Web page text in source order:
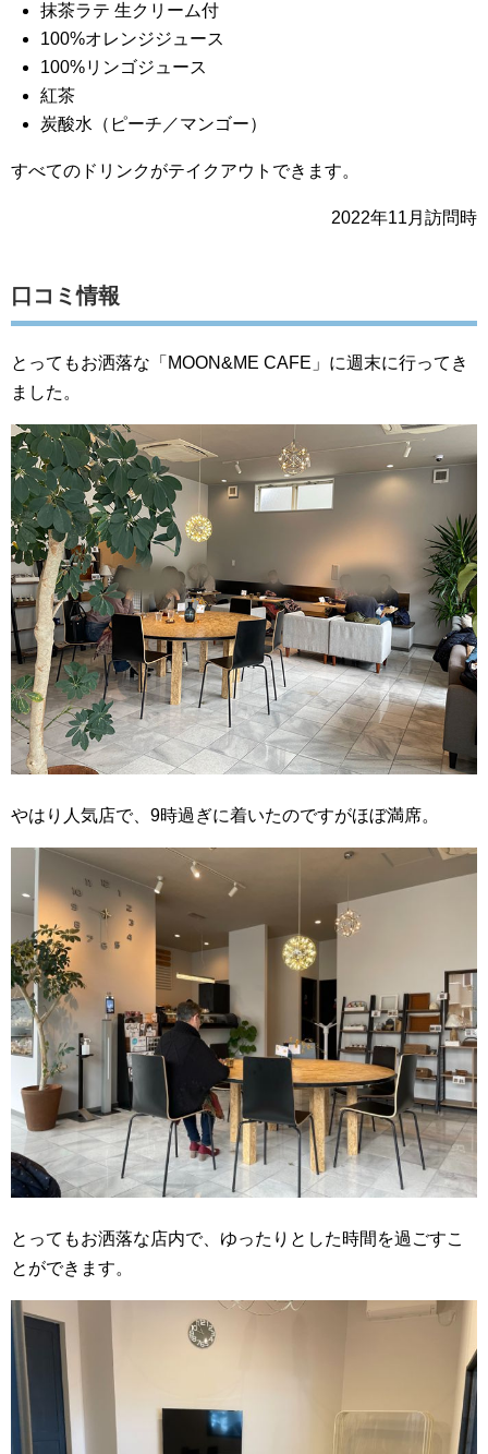
抹茶ラテ 生クリーム付
100%オレンジジュース
100%リンゴジュース
紅茶
炭酸水（ピーチ／マンゴー）
すべてのドリンクがテイクアウトできます。
2022年11月訪問時
口コミ情報
とってもお洒落な「MOON&ME CAFE」に週末に行ってき
ました。
やはり人気店で、9時過ぎに着いたのですがほぼ満席。
とってもお洒落な店内で、ゆったりとした時間を過ごすこ
とができます。